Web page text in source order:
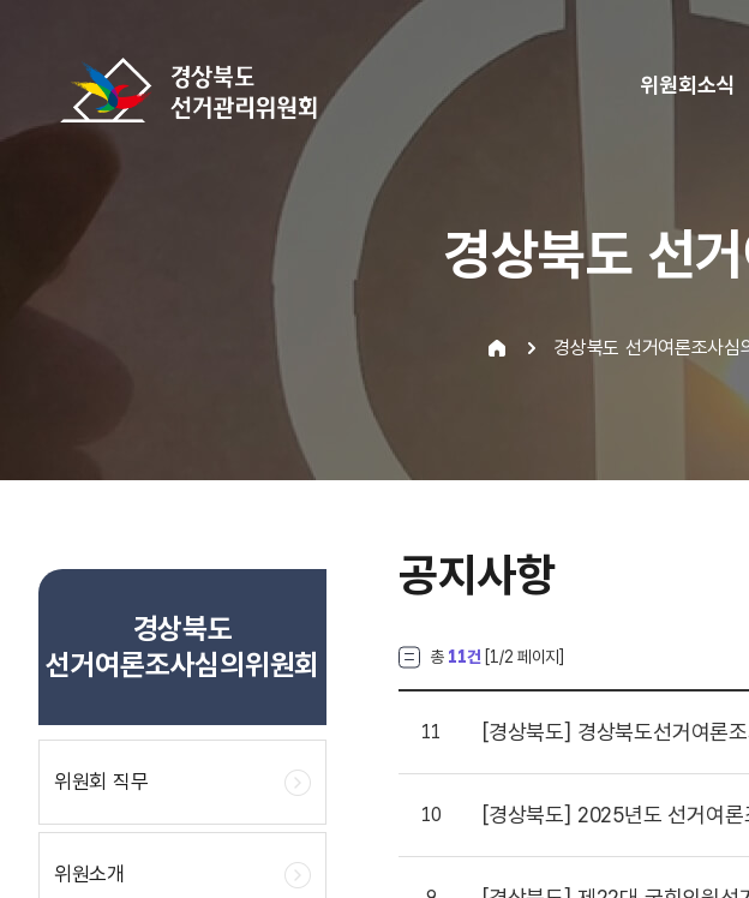
위원회소식
경상북도 선
경상북도 선거여론조사심
경상북도
선거여론조사심의위원회
위원회 직무
위원소개
공지사항
총 11건 [1 /2 페이지]
11 [경상북도] 경상북도선거여론
10 [경상북도] 2025년도 선거여